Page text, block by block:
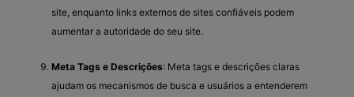
site, enquanto links externos de sites confiáveis podem
aumentar a autoridade do seu site.
Meta Tags e Descrições: Meta tags e descrições claras
ajudam os mecanismos de busca e usuários a entenderem